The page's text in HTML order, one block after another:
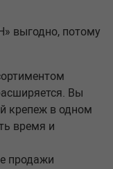
выгодно, потому
Вы
крепеж в одном
время и
продажи